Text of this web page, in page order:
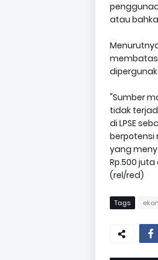
atau
"Sumber
tidak
di LPSE
berpotensi
yang
Rp.500
(rel/red)
Tags